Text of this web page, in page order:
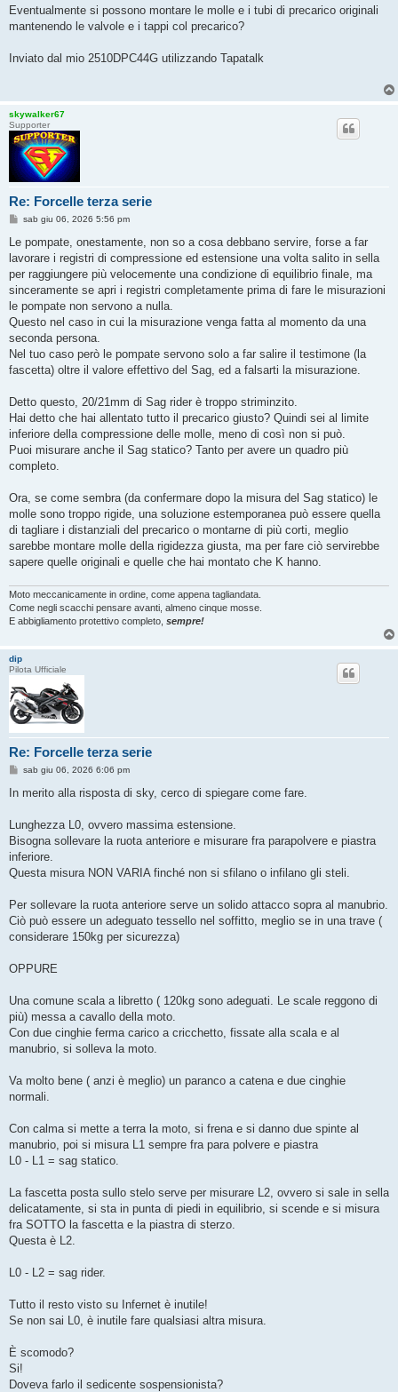
Eventualmente si possono montare le molle e i tubi di precarico originali
mantenendo le valvole e i tappi col precarico?
Inviato dal mio 2510DPC44G utilizzando Tapatalk
skywalker67
Supporter
Re: Forcelle terza serie
M
s
a
g
i
o
sab giu 06, 2026 5:56 pm
Le pompate, onestamente, non so a cosa debbano servire, forse a far
lavorare i registri di compressione ed estensione una volta salito in sella
per raggiungere più velocemente una condizione di equilibrio finale, ma
sinceramente se apri i registri completamente prima di fare le misurazioni
le pompate non servono a nulla.
Questo nel caso in cui la misurazione venga fatta al momento da una
seconda persona.
Nel tuo caso però le pompate servono solo a far salire il testimone (la
fascetta) oltre il valore effettivo del Sag, ed a falsarti la misurazione.
Detto questo, 20/21mm di Sag rider è troppo striminzito.
Hai detto che hai allentato tutto il precarico giusto? Quindi sei al limite
inferiore della compressione delle molle, meno di così non si può.
Puoi misurare anche il Sag statico? Tanto per avere un quadro più
completo.
Ora, se come sembra (da confermare dopo la misura del Sag statico) le
molle sono troppo rigide, una soluzione estemporanea può essere quella
di tagliare i distanziali del precarico o montarne di più corti, meglio
sarebbe montare molle della rigidezza giusta, ma per fare ciò servirebbe
sapere quelle originali e quelle che hai montato che K hanno.
Moto meccanicamente in ordine, come appena tagliandata.
Come negli scacchi pensare avanti, almeno cinque mosse.
E abbigliamento protettivo completo, sempre!
dip
Pilota Ufficiale
Re: Forcelle terza serie
M
s
g
i
o
sab giu 06, 2026 6:06 pm
In merito alla risposta di sky, cerco di spiegare come fare.
Lunghezza L0, ovvero massima estensione.
Bisogna sollevare la ruota anteriore e misurare fra parapolvere e piastra
inferiore.
Questa misura NON VARIA finché non si sfilano o infilano gli steli.
Per sollevare la ruota anteriore serve un solido attacco sopra al manubrio.
Ciò può essere un adeguato tessello nel soffitto, meglio se in una trave (
considerare 150kg per sicurezza)
OPPURE
Una comune scala a libretto ( 120kg sono adeguati. Le scale reggono di
più) messa a cavallo della moto.
Con due cinghie ferma carico a cricchetto, fissate alla scala e al
manubrio, si solleva la moto.
Va molto bene ( anzi è meglio) un paranco a catena e due cinghie
normali.
Con calma si mette a terra la moto, si frena e si danno due spinte al
manubrio, poi si misura L1 sempre fra para polvere e piastra
L0 - L1 = sag statico.
La fascetta posta sullo stelo serve per misurare L2, ovvero si sale in sella
delicatamente, si sta in punta di piedi in equilibrio, si scende e si misura
fra SOTTO la fascetta e la piastra di sterzo.
Questa è L2.
L0 - L2 = sag rider.
Tutto il resto visto su Infernet è inutile!
Se non sai L0, è inutile fare qualsiasi altra misura.
È scomodo?
Si!
Doveva farlo il sedicente sospensionista?